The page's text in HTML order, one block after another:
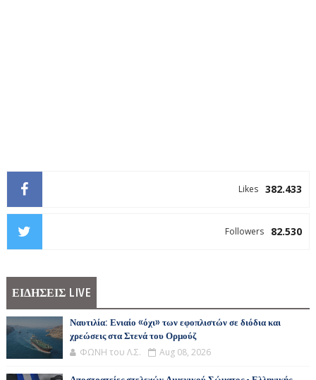
382.433
Likes
82.530
Followers
ΕΙΔΗΣΕΙΣ LIVE
Ναυτιλία: Ενιαίο «όχι» των εφοπλιστών σε διόδια και
χρεώσεις στα Στενά του Ορμούζ
ΦΩΝΗ του Λ.Σ. Aug 08, 2026